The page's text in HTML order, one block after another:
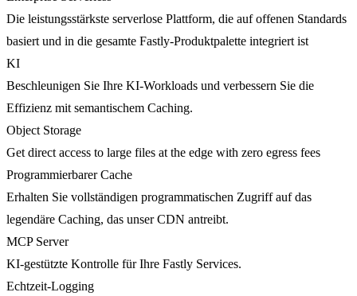
Die leistungsstärkste serverlose Plattform, die auf offenen Standards
basiert und in die gesamte Fastly-Produktpalette integriert ist
KI
Beschleunigen Sie Ihre KI-Workloads und verbessern Sie die
Effizienz mit semantischem Caching.
Object Storage
Get direct access to large files at the edge with zero egress fees
Programmierbarer Cache
Erhalten Sie vollständigen programmatischen Zugriff auf das
legendäre Caching, das unser CDN antreibt.
MCP Server
KI-gestützte Kontrolle für Ihre Fastly Services.
Echtzeit-Logging